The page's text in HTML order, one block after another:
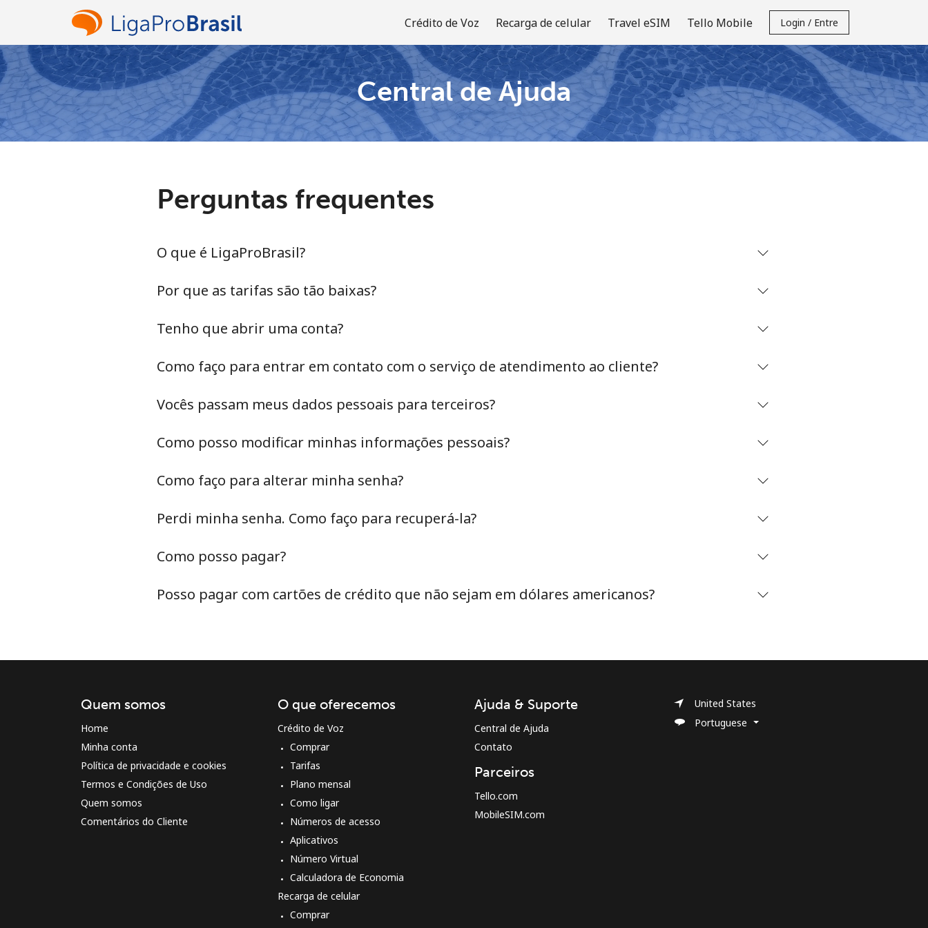
Crédito de Voz Recarga de celular Travel eSIM Tello Mobile Login / Entre
Bem-vindo(a)!
Um número
Mantenha contato para obter nossas melhores
Ao abrir uma conta neste site, eu concordo com os
Central de Ajuda
Perguntas frequentes
O que é LigaProBrasil?
Por que as tarifas são tão baixas?
Tenho que abrir uma conta?
Como faço para entrar em contato com o serviço de atendimento ao cliente?
Vocês passam meus dados pessoais para terceiros?
Como posso modificar minhas informações pessoais?
Como faço para alterar minha senha?
Perdi minha senha. Como faço para recuperá-la?
Como posso pagar?
Posso pagar com cartões de crédito que não sejam em dólares americanos?
Quem somos
Home
Minha conta
Política de privacidade e cookies
Termos e Condições de Uso
Quem somos
Comentários do Cliente
O que oferecemos
Crédito de Voz
Comprar
Tarifas
Plano mensal
Como ligar
Números de acesso
Aplicativos
Número Virtual
Calculadora de Economia
Recarga de celular
Comprar
Ajuda & Suporte
Central de Ajuda
Contato
Parceiros
Tello.com
MobileSIM.com
United States
Portuguese